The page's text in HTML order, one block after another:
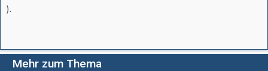
).
Mehr zum Thema